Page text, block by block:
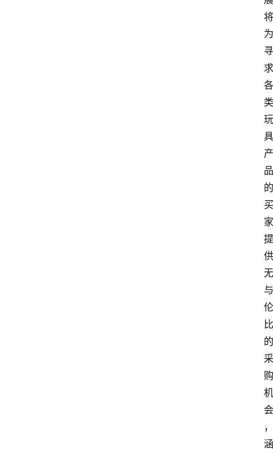
将
为
寻
求
各
类
玩
具
产
品
的
买
家
提
供
无
与
伦
比
的
采
购
机
会
，
涵